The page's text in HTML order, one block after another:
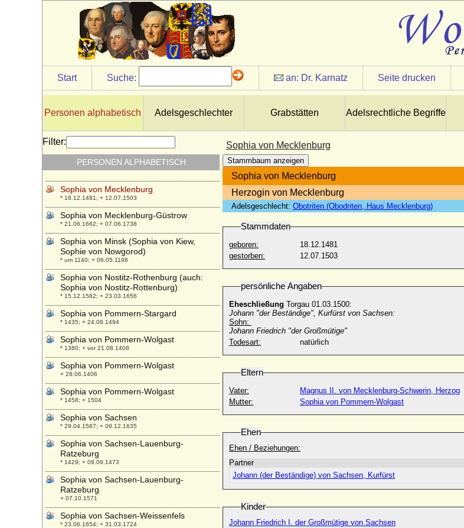
Start Suche: an: Dr. Karnatz Seite drucken
Personen alphabetisch Adelsgeschlechter Grabstätten Adelsrechtliche Begriffe
Sophia von Mecklenburg
Stammbaum anzeigen
Sophia von Mecklenburg
Herzogin von Mecklenburg
Adelsgeschlecht: Obotriten (Obodriten, Haus Mecklenburg)
Stammdaten
geboren:
18.12.1481
gestorben:
12.07.1503
persönliche Angaben
Eheschließung Torgau 01.03.1500:
Johann "der Beständige", Kurfürst von Sachsen:
Sohn:
Johann Friedrich "der Großmütige"
Todesart:
natürlich
Eltern
Vater:
Magnus II. von Mecklenburg-Schwerin, Herzog
Mutter:
Sophia von Pommern-Wolgast
Ehen
Ehen / Beziehungen:
Partner
Johann (der Beständige) von Sachsen, Kurfürst
Kinder
Johann Friedrich I. der Großmütige von Sachsen
Filter:
PERSONEN ALPHABETISCH
* 18.07.1790; + 08.10.1860
Sophia von Griechenland und Dänemark
* 02.11.1938;
Sophia von Haes
+ 1629
Sophia von Hake (Sophia von Hacke)
Sophia von Hessen-Kassel
* 12.09.1615; + 22.11.1670
Sophia von Holstein
* 1375; + 1448
Sophia von Litauen
* 1371; + 15.06.1453
Sophia von Mecklenburg
* 18.12.1481; + 12.07.1503
Sophia von Mecklenburg-Güstrow
* 21.06.1662; + 07.06.1738
Sophia von Minsk (Sophia von Kiew,
Sophie von Nowgorod)
* um 1140; + 06.05.1198
Sophia von Nostitz-Rothenburg (auch:
Sophia von Nostitz-Rottenburg)
* 15.12.1582; + 23.03.1656
Sophia von Pommern-Stargard
* 1435; + 24.08.1494
Sophia von Pommern-Wolgast
* 1380; + vor 21.08.1408
Sophia von Pommern-Wolgast
+ 28.06.1406
Sophia von Pommern-Wolgast
* 1458; + 1504
Sophia von Sachsen
* 29.04.1587; + 09.12.1635
Sophia von Sachsen-Lauenburg-
Ratzeburg
* 1429; + 09.09.1473
Sophia von Sachsen-Lauenburg-
Ratzeburg
+ 07.10.1571
Sophia von Sachsen-Weissenfels
* 23.06.1654; + 31.03.1724